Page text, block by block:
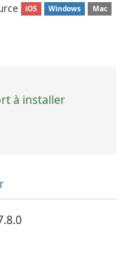
iOS Windows
Mac
à installer